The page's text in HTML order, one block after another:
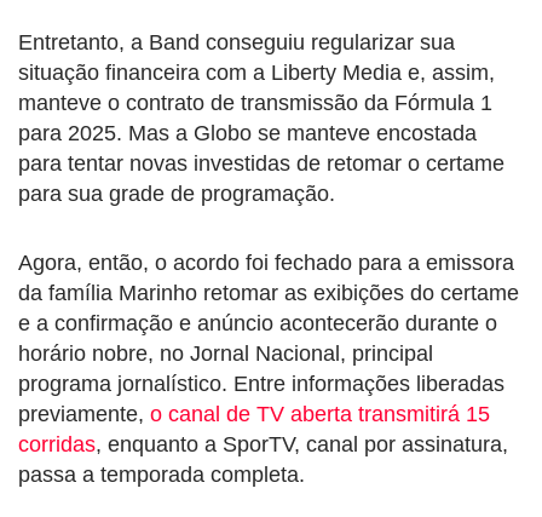
Entretanto, a Band conseguiu regularizar sua
situação financeira com a Liberty Media e, assim,
manteve o contrato de transmissão da Fórmula 1
para 2025. Mas a Globo se manteve encostada
para tentar novas investidas de retomar o certame
para sua grade de programação.
Agora, então, o acordo foi fechado para a emissora
da família Marinho retomar as exibições do certame
e a confirmação e anúncio acontecerão durante o
horário nobre, no Jornal Nacional, principal
programa jornalístico. Entre informações liberadas
previamente, o canal de TV aberta transmitirá 15
corridas, enquanto a SporTV, canal por assinatura,
passa a temporada completa.